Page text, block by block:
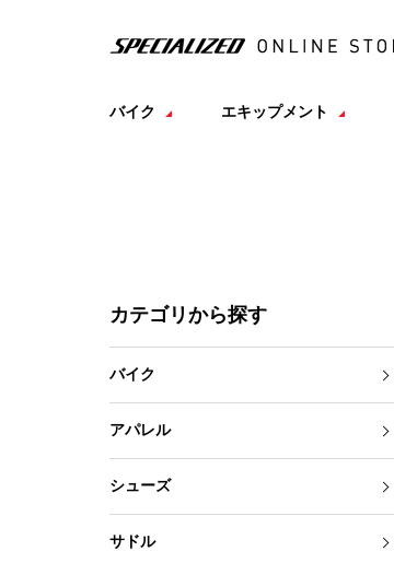
バイク エキップメント
カテゴリから探す
バイク
アパレル
シューズ
サドル